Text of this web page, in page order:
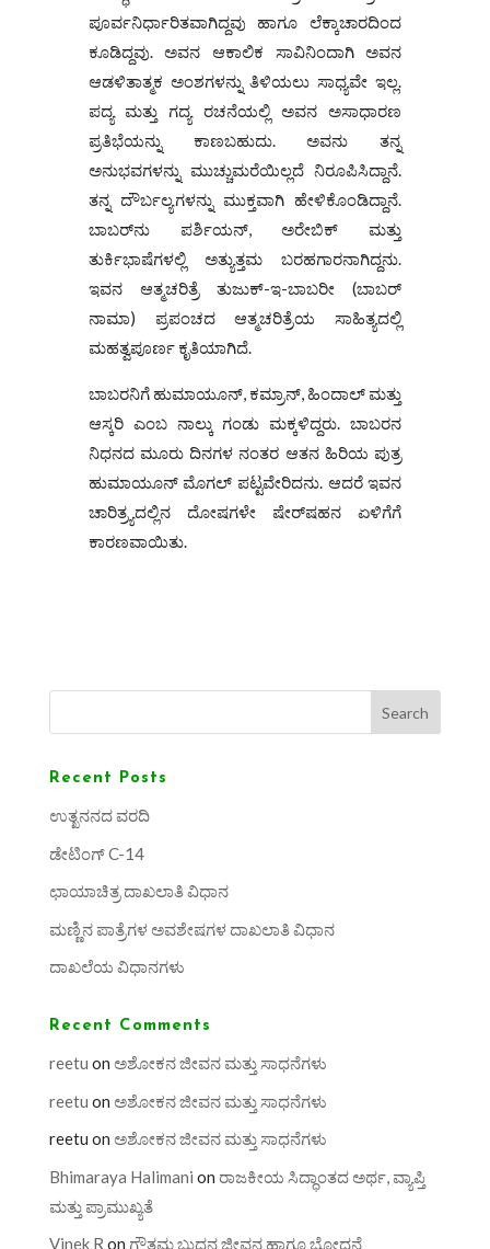
ಪೂರ್ವನಿರ್ಧಾರಿತವಾಗಿದ್ದವು ಹಾಗೂ ಲೆಕ್ಕಾಚಾರದಿಂದ
ಕೂಡಿದ್ದವು. ಅವನ ಆಕಾಲಿಕ ಸಾವಿನಿಂದಾಗಿ ಅವನ
ಆಡಳಿತಾತ್ಮಕ ಅಂಶಗಳನ್ನು ತಿಳಿಯಲು ಸಾಧ್ಯವೇ ಇಲ್ಲ.
ಪದ್ಯ ಮತ್ತು ಗದ್ಯ ರಚನೆಯಲ್ಲಿ ಅವನ ಅಸಾಧಾರಣ
ಪ್ರತಿಭೆಯನ್ನು ಕಾಣಬಹುದು. ಅವನು ತನ್ನ
ಅನುಭವಗಳನ್ನು ಮುಚ್ಚುಮರೆಯಿಲ್ಲದೆ ನಿರೂಪಿಸಿದ್ದಾನೆ.
ತನ್ನ ದೌರ್ಬಲ್ಯಗಳನ್ನು ಮುಕ್ತವಾಗಿ ಹೇಳಿಕೊಂಡಿದ್ದಾನೆ.
ಬಾಬರ್‌ನು ಪರ್ಶಿಯನ್, ಅರೇಬಿಕ್ ಮತ್ತು
ತುರ್ಕಿಭಾಷೆಗಳಲ್ಲಿ ಅತ್ಯುತ್ತಮ ಬರಹಗಾರನಾಗಿದ್ದನು.
ಇವನ ಆತ್ಮಚರಿತ್ರೆ ತುಜುಕ್-ಇ-ಬಾಬರೀ (ಬಾಬರ್
ನಾಮಾ) ಪ್ರಪಂಚದ ಆತ್ಮಚರಿತ್ರೆಯ ಸಾಹಿತ್ಯದಲ್ಲಿ
ಮಹತ್ವಪೂರ್ಣ ಕೃತಿಯಾಗಿದೆ.
ಬಾಬರನಿಗೆ ಹುಮಾಯೂನ್, ಕಮ್ರಾನ್, ಹಿಂದಾಲ್ ಮತ್ತು
ಆಸ್ಕರಿ ಎಂಬ ನಾಲ್ಕು ಗಂಡು ಮಕ್ಕಳಿದ್ದರು. ಬಾಬರನ
ನಿಧನದ ಮೂರು ದಿನಗಳ ನಂತರ ಆತನ ಹಿರಿಯ ಪುತ್ರ
ಹುಮಾಯೂನ್ ಮೊಗಲ್ ಪಟ್ಟವೇರಿದನು. ಆದರೆ ಇವನ
ಚಾರಿತ್ರ್ಯದಲ್ಲಿನ ದೋಷಗಳೇ ಷೇರ್‌ಷಹನ ಏಳಿಗೆಗೆ
ಕಾರಣವಾಯಿತು.
Search
Recent Posts
ಉತ್ಖನನದ ವರದಿ
ಡೇಟಿಂಗ್ C-14
ಛಾಯಾಚಿತ್ರ ದಾಖಲಾತಿ ವಿಧಾನ
ಮಣ್ಣಿನ ಪಾತ್ರೆಗಳ ಅವಶೇಷಗಳ ದಾಖಲಾತಿ ವಿಧಾನ
ದಾಖಲೆಯ ವಿಧಾನಗಳು
Recent Comments
reetu on ಅಶೋಕನ ಜೀವನ ಮತ್ತು ಸಾಧನೆಗಳು
reetu on ಅಶೋಕನ ಜೀವನ ಮತ್ತು ಸಾಧನೆಗಳು
reetu on ಅಶೋಕನ ಜೀವನ ಮತ್ತು ಸಾಧನೆಗಳು
Bhimaraya Halimani on ರಾಜಕೀಯ ಸಿದ್ಧಾಂತದ ಅರ್ಥ, ವ್ಯಾಪ್ತಿ
ಮತ್ತು ಪ್ರಾಮುಖ್ಯತೆ
Vinek R on ಗೌತಮ ಬುದ್ಧನ ಜೀವನ ಹಾಗೂ ಬೋಧನೆ